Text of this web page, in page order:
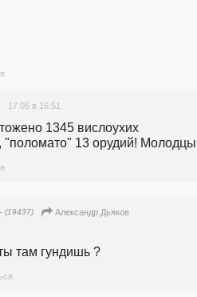
17.05 в 16:51
1345 вислоухих
"поломато" 13 орудий!
(19437)
Александр Дьяков
там гундишь ?